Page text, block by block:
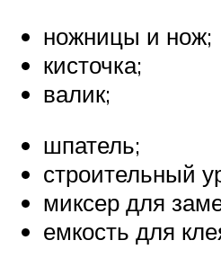
ножницы и нож;
кисточка;
валик;
шпатель;
строительный
миксер для
емкость для